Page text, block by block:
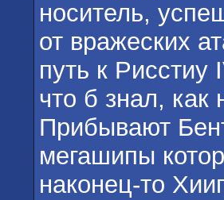
носитель,
от вражеских
путь к
что б знал,
Прибывают
мегашипы
наконец-то